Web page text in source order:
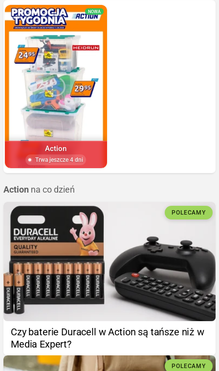
NOWA
Action
Trwa jeszcze 4 dni
Action na co dzień
POLECAMY
Czy baterie Duracell w Action są tańsze niż w
Media Expert?
POLECAMY